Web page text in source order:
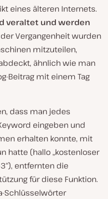
eines älteren Internets.
veraltet und werden
Vergangenheit wurden
mitzuteilen,
ähnlich wie man
Beitrag mit einem Tag
dass man jedes
eingeben und
erhalten konnte, mit
hatte (hallo „kostenloser
entfernten die
für diese Funktion.
Schlüsselwörter